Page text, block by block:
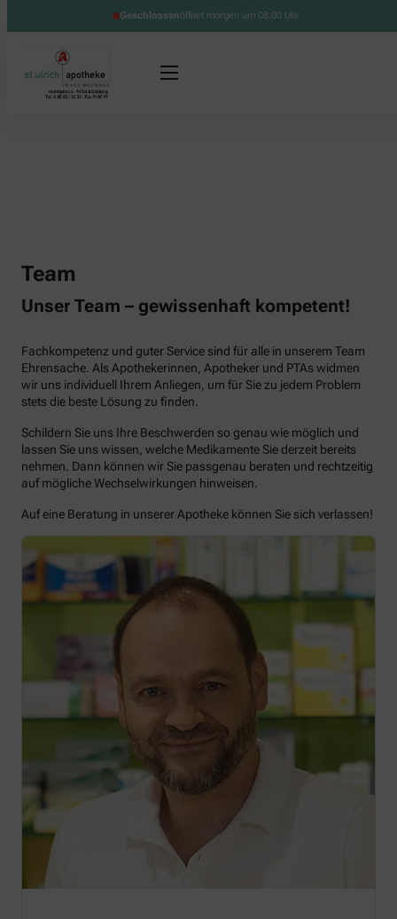
Geschlossenöffnet morgen um 08:00 Uhr
Team
Unser Team – gewissenhaft kompetent!
Fachkompetenz und guter Service sind für alle in unserem Team
Ehrensache. Als Apothekerinnen, Apotheker und PTAs widmen
wir uns individuell Ihrem Anliegen, um für Sie zu jedem Problem
stets die beste Lösung zu finden.
Schildern Sie uns Ihre Beschwerden so genau wie möglich und
lassen Sie uns wissen, welche Medikamente Sie derzeit bereits
nehmen. Dann können wir Sie passgenau beraten und rechtzeitig
auf mögliche Wechselwirkungen hinweisen.
Auf eine Beratung in unserer Apotheke können Sie sich verlassen!